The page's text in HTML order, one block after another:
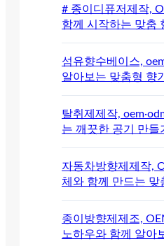
# 종이디퓨저제작,
함께 시작하는 맞춤
섬유향수베이스,
알아보는 맞춤형 향
탈취제제작,
는 깨끗한 공기 만들
자동차방향제제작,
체와 함께 만드는 맞
종이방향제제조,
노하우와 함께 알아